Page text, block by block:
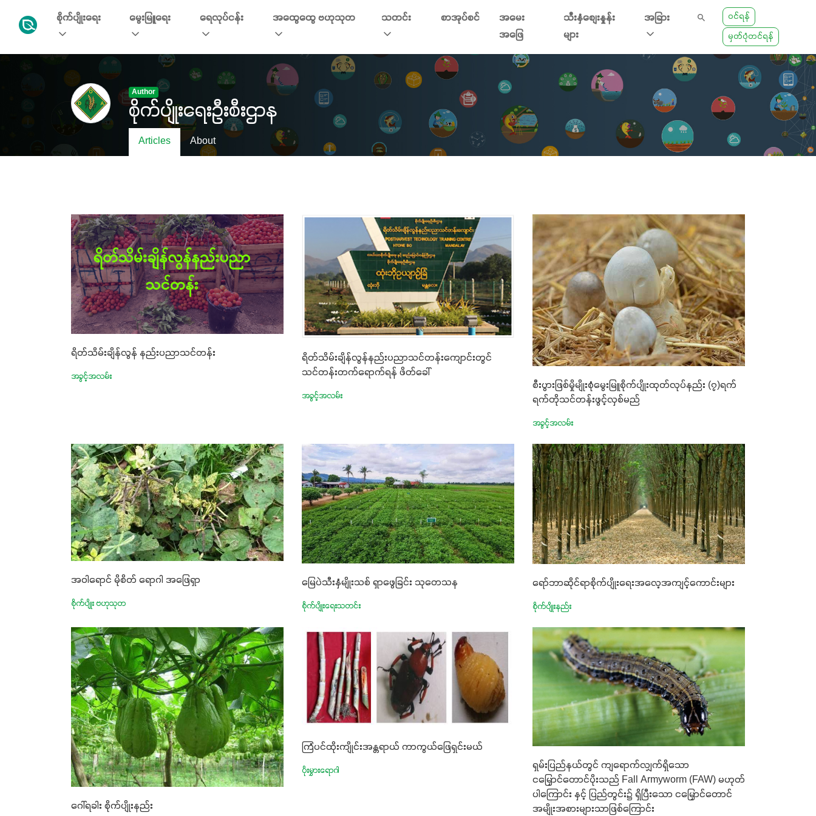
စိုက်ပျိုးရေး မွေးမြူရေး ရေလုပ်ငန်း အထွေထွေ ဗဟုသုတ သတင်း စာအုပ်စင်
အမေး
အဖြေ
သီးနှံစျေးနှုန်း
များ
အခြား
ဝင်ရန်
မှတ်ပုံတင်ရန်
Author
စိုက်ပျိုးရေးဦးစီးဌာန
Articles About
ရိတ်သိမ်းချိန်လွန် နည်းပညာသင်တန်း
အခွင့်အလမ်း
ရိတ်သိမ်းချိန်လွန်နည်းပညာသင်တန်းကျောင်းတွင်
သင်တန်းတက်ရောက်ရန် ဖိတ်ခေါ်
အခွင့်အလမ်း
စီးပွားဖြစ်မှိုမျိုးစုံမွေးမြူစိုက်ပျိုးထုတ်လုပ်နည်း (၇)ရက်
ရက်တိုသင်တန်းဖွင့်လှစ်မည်
အခွင့်အလမ်း
အဝါရောင် မိုစိတ် ရောဂါ အဖြေရှာ
စိုက်ပျိုး ဗဟုသုတ
မြေပဲသီးနှံမျိုးသစ် ရှာဖွေခြင်း သုတေသန
စိုက်ပျိုးရေးသတင်း
ရော်ဘာဆိုင်ရာစိုက်ပျိုးရေးအလေ့အကျင့်ကောင်းများ
စိုက်ပျိုးနည်း
ဂေါ်ရခါး စိုက်ပျိုးနည်း
ကြံပင်ထိုးကျိုင်းအန္တရာယ် ကာကွယ်ဖြေရှင်းမယ်
ပိုးမွှားရောဂါ
ရှမ်းပြည်နယ်တွင် ကျရောက်လျှက်ရှိသော
ငမြှောင်တောင်ပိုးသည် Fall Armyworm (FAW) မဟုတ်
ပါကြောင်း နှင့် ပြည်တွင်း၌ ရှိပြီးသော ငမြှောင်တောင်
အမျိုးအစားများသာဖြစ်ကြောင်း